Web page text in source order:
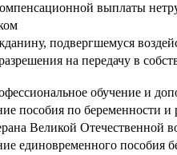
выплаты
подвергшемуся
на передачу в
обучение и
пособия по беременности и
Великой Отечественной
единовременного